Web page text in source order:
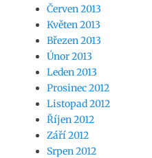
Červen 2013
Květen 2013
Březen 2013
Únor 2013
Leden 2013
Prosinec 2012
Listopad 2012
Říjen 2012
Září 2012
Srpen 2012